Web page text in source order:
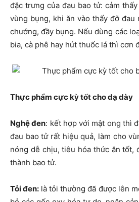
đặc trưng của đau bao tử: cảm
vùng bụng, khi ăn vào thấy đỡ đau
chướng, đầy bụng. Nếu dùng các
bia, cà phê hay hút thuốc lá thì cơn
Thực phẩm cực kỳ tốt cho dạ dày
Nghệ đen: kết hợp với mật ong thì
đau bao tử rất hiệu quả, làm cho
nóng dễ chịu, tiêu hóa thức ăn tốt,
thành bao tử.
Tỏi đen: là tỏi thường đã được lên